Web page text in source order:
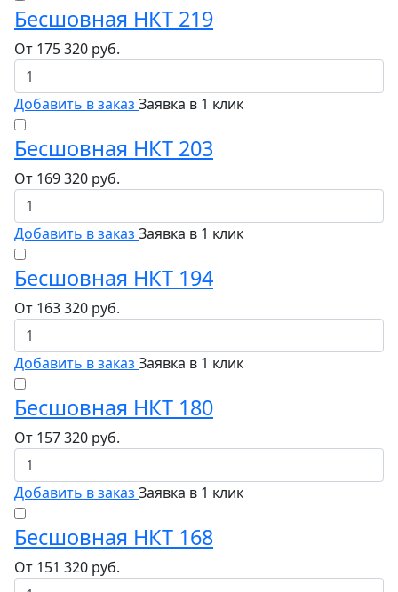
Бесшовная НКТ 219
От 175 320 руб.
Добавить в заказ Заявка в 1 клик
Бесшовная НКТ 203
От 169 320 руб.
Добавить в заказ Заявка в 1 клик
Бесшовная НКТ 194
От 163 320 руб.
Добавить в заказ Заявка в 1 клик
Бесшовная НКТ 180
От 157 320 руб.
Добавить в заказ Заявка в 1 клик
Бесшовная НКТ 168
От 151 320 руб.